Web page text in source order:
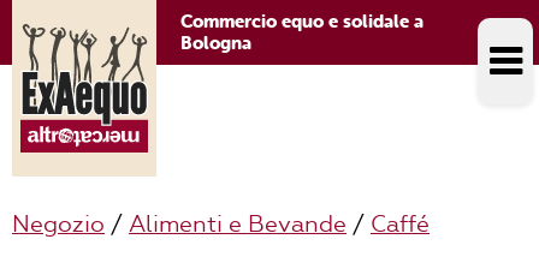
Commercio equo e solidale a
Bologna
Negozio / Alimenti e Bevande / Caffé